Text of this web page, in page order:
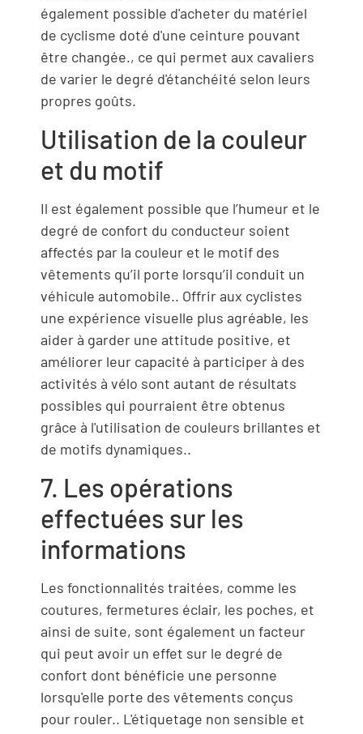
également possible d'acheter du matériel
de cyclisme doté d'une ceinture pouvant
être changée., ce qui permet aux cavaliers
de varier le degré d'étanchéité selon leurs
propres goûts.
Utilisation de la couleur
et du motif
Il est également possible que l’humeur et le
degré de confort du conducteur soient
affectés par la couleur et le motif des
vêtements qu’il porte lorsqu’il conduit un
véhicule automobile.. Offrir aux cyclistes
une expérience visuelle plus agréable, les
aider à garder une attitude positive, et
améliorer leur capacité à participer à des
activités à vélo sont autant de résultats
possibles qui pourraient être obtenus
grâce à l'utilisation de couleurs brillantes et
de motifs dynamiques..
7. Les opérations
effectuées sur les
informations
Les fonctionnalités traitées, comme les
coutures, fermetures éclair, les poches, et
ainsi de suite, sont également un facteur
qui peut avoir un effet sur le degré de
confort dont bénéficie une personne
lorsqu'elle porte des vêtements conçus
pour rouler.. L'étiquetage non sensible et